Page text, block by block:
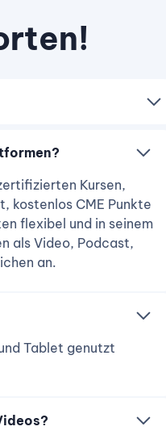
Kursen,
kostenlos CME Punkte
flexibel und in seinem
als Video, Podcast,
an.
Tablet genutzt